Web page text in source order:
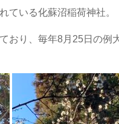
ている化蘇沼稲荷神社。
おり、毎年8月25日の例